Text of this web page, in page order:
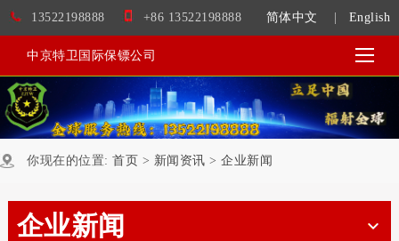
简体中文 English
13522198888 +86 13522198888
中京特卫国际保镖公司
你现在的位置: 首页 > 新闻资讯 > 企业新闻
企业新闻